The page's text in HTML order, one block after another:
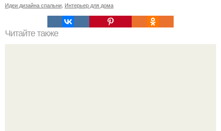
Идеи дизайна спальни Интерьер для дома
Читайте также